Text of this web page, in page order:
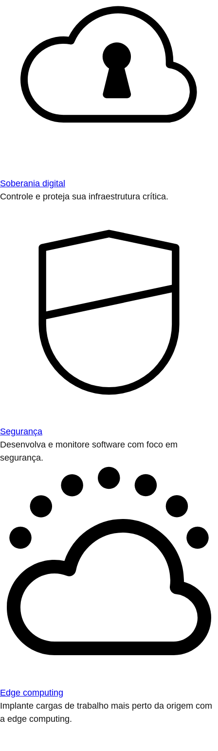
Soberania digital
Controle e proteja sua infraestrutura crítica.
Segurança
Desenvolva e monitore software com foco em
segurança.
Edge computing
Implante cargas de trabalho mais perto da origem com
a edge computing.